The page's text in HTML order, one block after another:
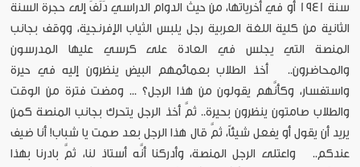
سنة 1941 أو في أخرياتها، من حيث الدوام الدراسي دَلَفَ إلى حجرة السنة
الثانية من كلية اللغة العربية رجل يلبس الثياب الإفرنجية، ووقف بجانب
المنصة التي يجلس في العادة على كرسي عليها المدرسون
والمحاضرون.. أخذ الطلاب بعمائمهم البيض ينظرون إليه في حيرة
واستفسار، وكأنَّهم يقولون من هذا الرجل؟ ... ومضت فترة من الوقت
والطلاب صامتون ينظرون بحيرة.. ثمَّ أخذ الرجل يتحركبجانب المنصة كمن
يريد أن يقول أو يفعل شيئاً، ثمَّ قال هذا الرجل بعد صمت يا شباب! أنا ضيف
عندكم.. واعتلى الرجل المنصة، وأدركنا أنَّه أستاذ لنا، ثمَّ بادرنا بهذا